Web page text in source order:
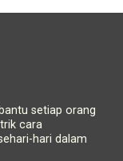
setiap orang
cara
hari dalam